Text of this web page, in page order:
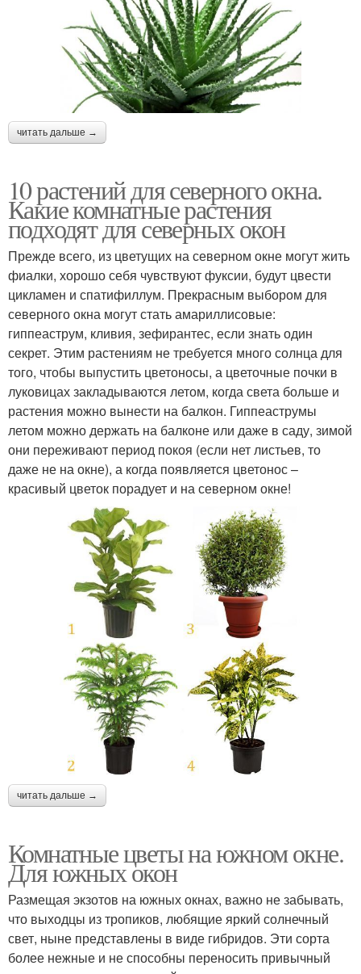
читать дальше →
10 растений для северного окна.
Какие комнатные растения
подходят для северных окон
Прежде всего, из цветущих на северном окне могут жить
фиалки, хорошо себя чувствуют фуксии, будут цвести
цикламен и спатифиллум. Прекрасным выбором для
северного окна могут стать амариллисовые:
гиппеаструм, кливия, зефирантес, если знать один
секрет. Этим растениям не требуется много солнца для
того, чтобы выпустить цветоносы, а цветочные почки в
луковицах закладываются летом, когда света больше и
растения можно вынести на балкон. Гиппеаструмы
летом можно держать на балконе или даже в саду, зимой
они переживают период покоя (если нет листьев, то
даже не на окне), а когда появляется цветонос –
красивый цветок порадует и на северном окне!
читать дальше →
Комнатные цветы на южном окне.
Для южных окон
Размещая экзотов на южных окнах, важно не забывать,
что выходцы из тропиков, любящие яркий солнечный
свет, ныне представлены в виде гибридов. Эти сорта
более нежные и не способны переносить привычный